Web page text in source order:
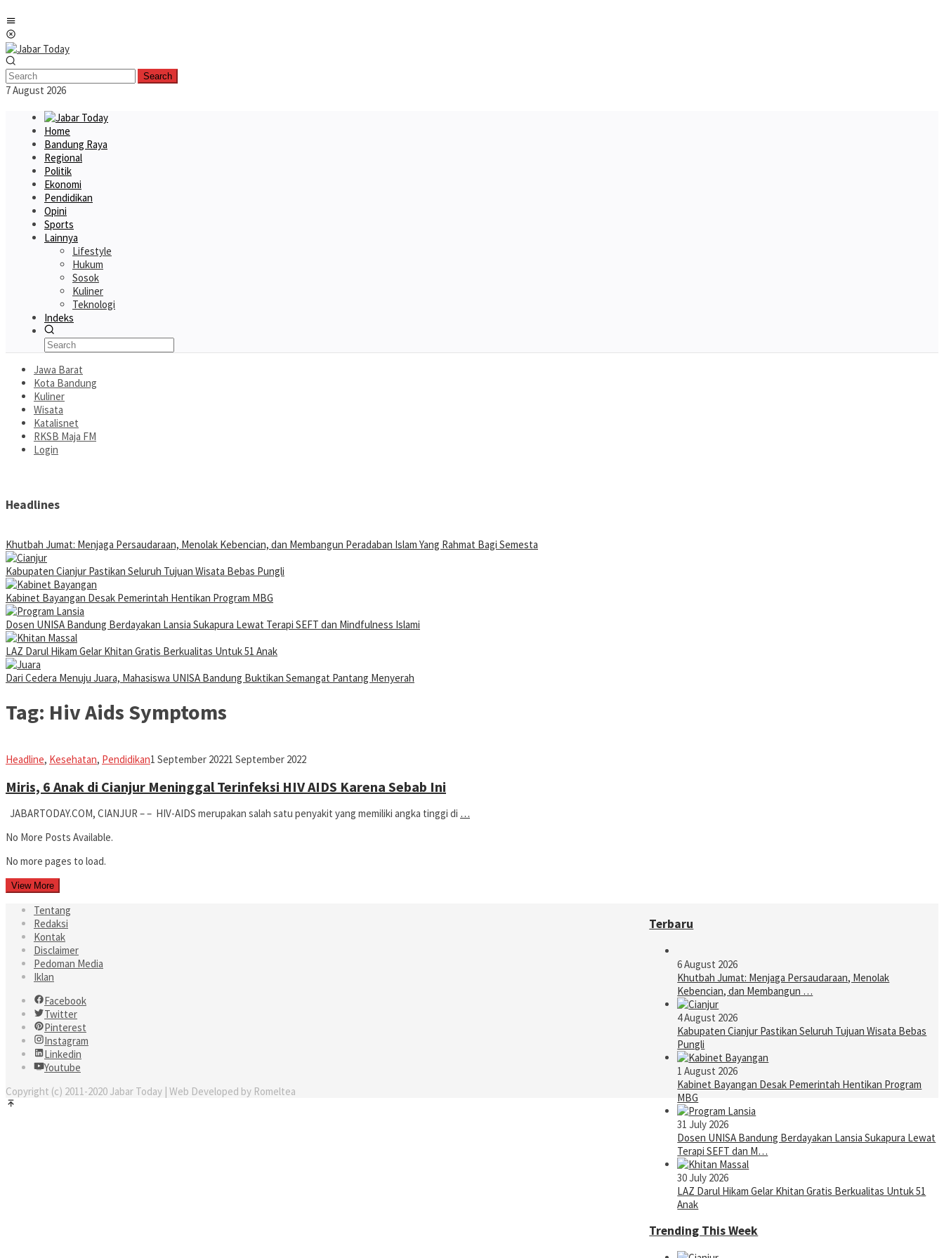
to
content
Search
7 August 2026
Home
Bandung Raya
Regional
Politik
Ekonomi
Pendidikan
Opini
Sports
Lainnya
Lifestyle
Hukum
Sosok
Kuliner
Teknologi
Indeks
Jawa Barat
Kota Bandung
Kuliner
Wisata
Katalisnet
RKSB Maja FM
Login
Headlines
Khutbah Jumat: Menjaga Persaudaraan, Menolak Kebencian, dan Membangun Peradaban Islam Yang Rahmat Bagi Semesta
Kabupaten Cianjur Pastikan Seluruh Tujuan Wisata Bebas Pungli
Kabinet Bayangan Desak Pemerintah Hentikan Program MBG
Dosen UNISA Bandung Berdayakan Lansia Sukapura Lewat Terapi SEFT dan Mindfulness Islami
LAZ Darul Hikam Gelar Khitan Gratis Berkualitas Untuk 51 Anak
Dari Cedera Menuju Juara, Mahasiswa UNISA Bandung Buktikan Semangat Pantang Menyerah
Tag: Hiv Aids Symptoms
Headline, Kesehatan, PendidikanIman
1 September 20221 September 2022
Miris, 6 Anak di Cianjur Meninggal Terinfeksi HIV AIDS Karena Sebab Ini
JABARTODAY.COM, CIANJUR – – HIV-AIDS merupakan salah satu penyakit yang memiliki angka tinggi di …
No More Posts Available.
No more pages to load.
View More
Terbaru
6 August 2026
Khutbah Jumat: Menjaga Persaudaraan, Menolak
Kebencian, dan Membangun …
4 August 2026
Kabupaten Cianjur Pastikan Seluruh Tujuan Wisata Bebas
Pungli
1 August 2026
Kabinet Bayangan Desak Pemerintah Hentikan Program
MBG
31 July 2026
Dosen UNISA Bandung Berdayakan Lansia Sukapura Lewat
Terapi SEFT dan M…
30 July 2026
LAZ Darul Hikam Gelar Khitan Gratis Berkualitas Untuk 51
Anak
Trending This Week
Tentang
Redaksi
Kontak
Disclaimer
Pedoman Media
Iklan
Facebook
Twitter
Pinterest
Instagram
Linkedin
Youtube
Copyright (c) 2011-2020 Jabar Today | Web Developed by Romeltea